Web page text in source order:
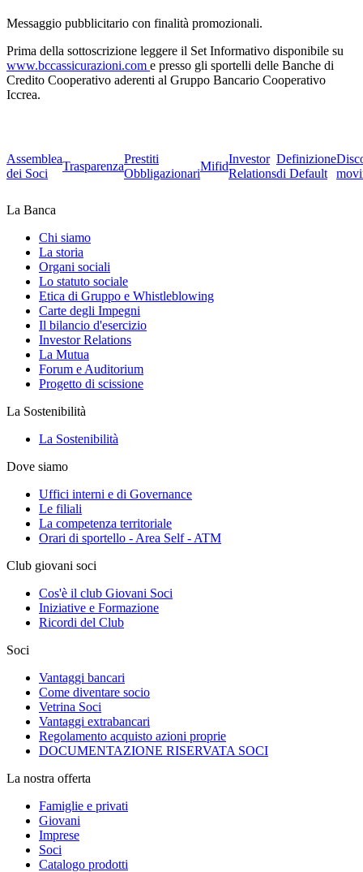
Messaggio pubblicitario con finalità promozionali.
Prima della sottoscrizione leggere il Set Informativo disponibile su
www.bccassicurazioni.com e presso gli sportelli delle Banche di
Credito Cooperativo aderenti al Gruppo Bancario Cooperativo
Iccrea.
Assemblea
dei Soci
Trasparenza
Prestiti
Obbligazionari
Mifid
Investor
Relations
Definizione
di Default
La Banca
Chi siamo
La storia
Organi sociali
Lo statuto sociale
Etica di Gruppo e Whistleblowing
Carte degli Impegni
Il bilancio d'esercizio
Investor Relations
La Mutua
Forum e Auditorium
Progetto di scissione
La Sostenibilità
La Sostenibilità
Dove siamo
Uffici interni e di Governance
Le filiali
La competenza territoriale
Orari di sportello - Area Self - ATM
Club giovani soci
Cos'è il club Giovani Soci
Iniziative e Formazione
Ricordi del Club
Soci
Vantaggi bancari
Come diventare socio
Vetrina Soci
Vantaggi extrabancari
Regolamento acquisto azioni proprie
DOCUMENTAZIONE RISERVATA SOCI
La nostra offerta
Famiglie e privati
Giovani
Imprese
Soci
Catalogo prodotti